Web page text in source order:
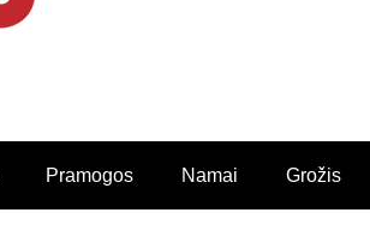
Pramogos Namai Grožis